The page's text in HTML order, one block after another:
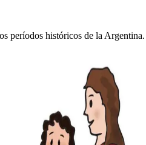
períodos históricos de la Argentina.